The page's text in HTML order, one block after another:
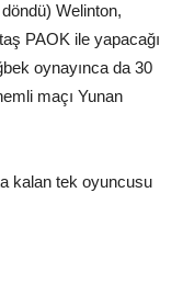
Welinton,
PAOK ile yapacağı
oynayınca da 30
maçı Yunan
kalan tek oyuncusu